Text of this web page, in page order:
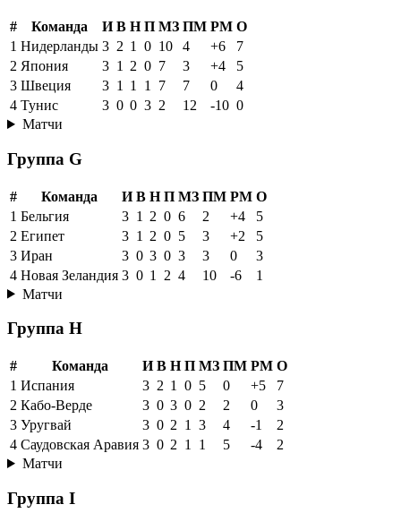
# Команда И В Н П МЗ ПМ РМ О
1 Нидерланды 3 2 1 0 10 4 +6
7
2 Япония 3 1 2 0 7 3 +4
5
3 Швеция 3 1 1 1 7 7 0
4
4 Тунис 3 0 0 3 2 12 -10 0
Матчи
Группа G
# Команда И В Н П МЗ ПМ РМ О
1 Бельгия 3 1 2 0 6 2 +4
5
2 Египет 3 1 2 0 5 3 +2
5
3 Иран 3 0 3 0 3 3 0
3
4 Новая Зеландия 3 0 1 2 4 10 -6
1
Матчи
Группа H
# Команда И В Н П МЗ ПМ РМ О
1 Испания 3 2 1 0 5 0 +5
7
2 Кабо-Верде 3 0 3 0 2 2 0
3
3 Уругвай 3 0 2 1 3 4 -1
2
4 Саудовская Аравия 3 0 2 1 1 5 -4
2
Матчи
Группа I